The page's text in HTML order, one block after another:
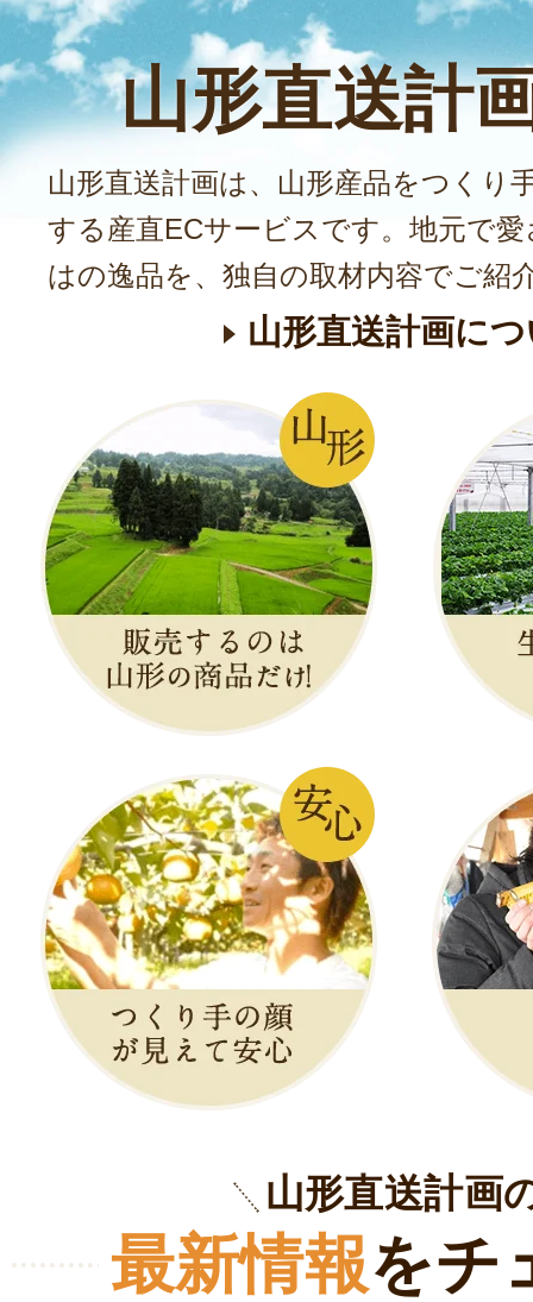
山形直送計
山形直送計画は、山形産品をつくり
する産直ECサービスです。地元で
はの逸品を、独自の取材内容でご紹
山形直送計画に
山形直送計画
最新情報をチ